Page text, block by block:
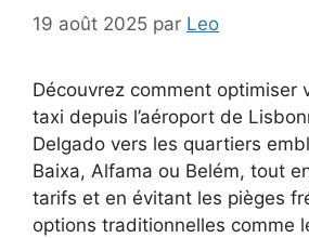
19 août 2025 par Leo
Découvrez comment optimiser
taxi depuis l’aéroport de
Delgado vers les quartiers
Baixa, Alfama ou Belém, tout
tarifs et en évitant les pièges
options traditionnelles comme